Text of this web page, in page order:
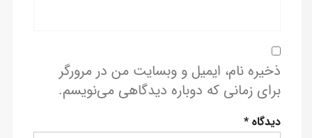
ذخیره نام، ایمیل و وبسایت من در مرورگر
برای زمانی که دوباره دیدگاهی می‌نویسم.
دیدگاه*